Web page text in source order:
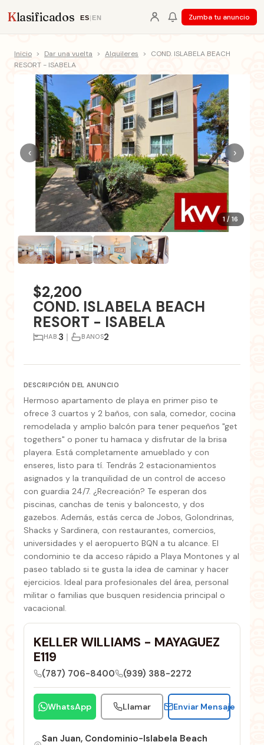
Klasificados ES| EN Zumba tu anuncio
Inicio > Dar una vuelta > Alquileres >
COND. ISLABELA BEACH
RESORT - ISABELA
1 / 16
‹ ›
$2,200
COND. ISLABELA BEACH
RESORT - ISABELA
HAB.3 | BANOS2
DESCRIPCIÓN DEL ANUNCIO
Hermoso apartamento de playa en primer piso te
ofrece 3 cuartos y 2 baños, con sala, comedor, cocina
remodelada y amplio balcón para tener pequeños "get
togethers" o poner tu hamaca y disfrutar de la brisa
playera. Está completamente amueblado y con
enseres, listo para tí. Tendrás 2 estacionamientos
asignados y la tranquilidad de un control de acceso
con guardia 24/7. ¿Recreación? Te esperan dos
piscinas, canchas de tenis y baloncesto, y dos
gazebos. Además, estás cerca de Jobos, Golondrinas,
Shacks y Sardinera, con restaurantes, comercios,
universidades y el aeropuerto BQN a tu alcance. El
condominio te da acceso rápido a Playa Montones y al
paseo tablado si te gusta la idea de caminar y hacer
ejercicios. Ideal para profesionales del área, personal
militar o familias que busquen residencia principal o
vacacional.
KELLER WILLIAMS - MAYAGUEZ
E119
(787) 706-8400 (939) 388-2272
WhatsApp Llamar Enviar Mensaje
San Juan, Condominio-Islabela Beach